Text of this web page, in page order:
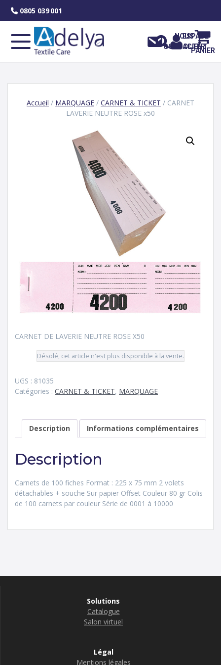
0805 039 001
NOUS
CONTACTER
ESPACE
CLIENT
PANIER
Accueil / MARQUAGE / CARNET & TICKET / CARNET
LAVERIE NEUTRE ROSE x50
CARNET DE LAVERIE NEUTRE ROSE X50
Désolé, cet article n'est plus disponible à la vente.
UGS : 81035
Catégories : CARNET & TICKET, MARQUAGE
Description Informations complémentaires
Description
Carnets de 100 fiches Format : 225 x 75 mm 2 volets
détachables + souche Sur papier Offset Couleur 80 gr Colis
de 100 carnets par couleur Série de 0001 à 10000
Solutions
Catalogue
Salon virtuel
Légal
Mentions légales